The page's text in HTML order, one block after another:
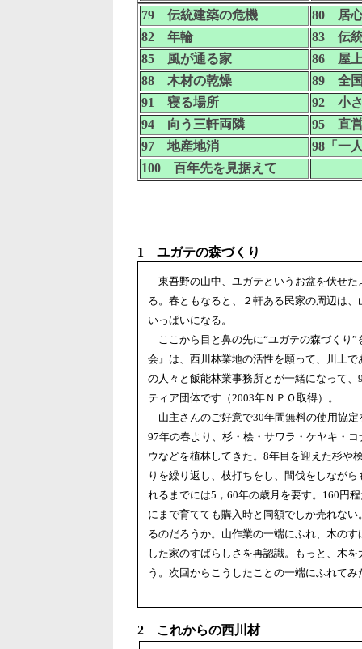
79 伝統建築の危機
80 居
82 年輪
83 伝
85 風が通る家
86 屋
88 木材の乾燥
89 全
91 寝る場所
92 小
94 向う三軒両隣
95 直営
97 地産地消
98「一
100 百年先を見据えて
1 ユガテの森づくり
東吾野の山中、ユガテというお盆を伏せた
る。春ともなると、２軒ある民家の周辺は
いっぱいになる。
ここから目と鼻の先に“ユガテの森づくり”
会』は、西川林業地の活性を願って、川上
の人々と飯能林業事務所とが一緒になって、
ティア団体です（2003年ＮＰＯ取得）。
山主さんのご好意で30年間無料の使用協定
97年の春より、杉・桧・サワラ・ケヤキ・
ウなどを植林してきた。8年目を迎えた杉や
りを繰り返し、枝打ちをし、間伐をしなが
れるまでには5，60年の歳月を要す。160円
にまで育てても購入時と同額でしか売れな
るのだろうか。山作業の一端にふれ、木の
した家のすばらしさを再認識。もっと、木
う。次回からこうしたことの一端にふれてみ
2 これからの西川材